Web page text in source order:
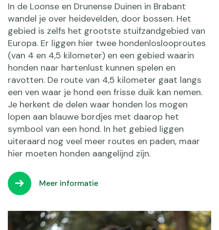
In de Loonse en Drunense Duinen in Brabant
wandel je over heidevelden, door bossen. Het
gebied is zelfs het grootste stuifzandgebied van
Europa. Er liggen hier twee hondenloslooproutes
(van 4 en 4,5 kilometer) en een gebied waarin
honden naar hartenlust kunnen spelen en
ravotten. De route van 4,5 kilometer gaat langs
een ven waar je hond een frisse duik kan nemen.
Je herkent de delen waar honden los mogen
lopen aan blauwe bordjes met daarop het
symbool van een hond. In het gebied liggen
uiteraard nog veel meer routes en paden, maar
hier moeten honden aangelijnd zijn.
Meer informatie